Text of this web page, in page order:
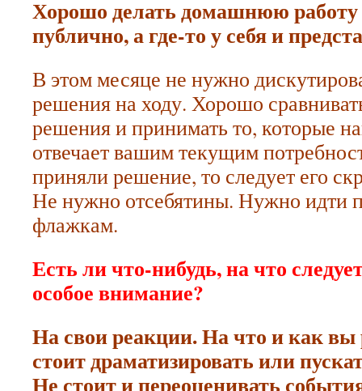
Хорошо делать домашнюю работу
публично, а где-то у себя и
В этом месяце не нужно
решения на ходу. Хорошо
решения и принимать то, которые
отвечает вашим текущим
приняли решение, то следует его
Не нужно отсебятины. Нужно идти
флажкам.
Есть ли что-нибудь, на что
особое внимание?
На свои реакции. На что и как вы
стоит драматизировать или
Не стоит и переоценивать